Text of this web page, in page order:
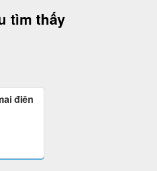
tìm thấy
điện